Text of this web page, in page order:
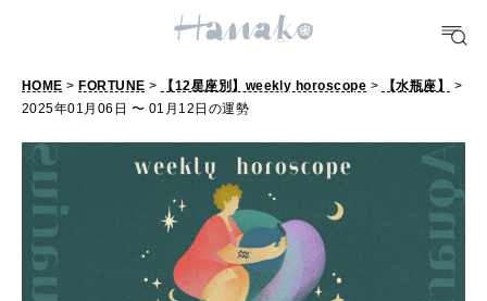
POPULAR TAGS
10 CATEGORIES
FOOD
おいしい
HOME > FORTUNE > 【12星座別】weekly horoscope > 【水瓶座】
>
2025年01月06日 〜 01月12日の運勢